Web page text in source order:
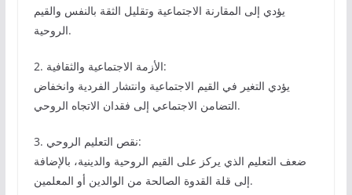
يؤدي إلى المقارنة الاجتماعية وتقليل الثقة بالنفس والقيم
الروحية.
2. الأزمة الاجتماعية والثقافية:
يؤدي التغير في القيم الاجتماعية وانتشار الفردية وانخفاض
التضامن الاجتماعي إلى فقدان الاتجاه الروحي.
3. نقص التعليم الروحي:
ضعف التعليم الذي يركز على القيم الروحية والدينية، بالإضافة
إلى قلة القدوة الصالحة من الوالدين أو المعلمين.